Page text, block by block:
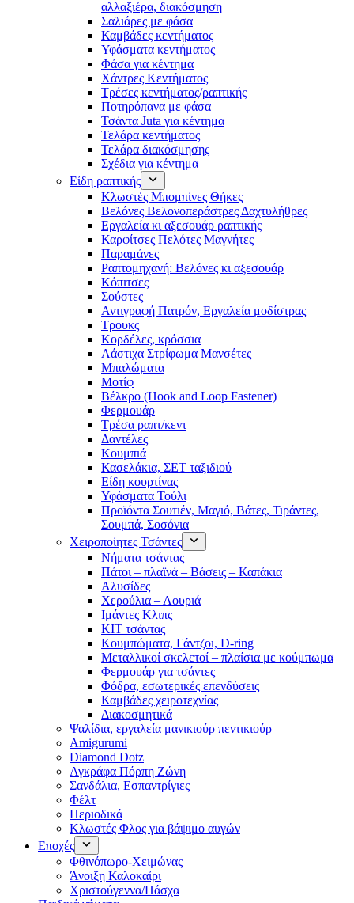
αλλαξιέρα, διακόσμηση
Σαλιάρες με φάσα
Καμβάδες κεντήματος
Υφάσματα κεντήματος
Φάσα για κέντημα
Χάντρες Κεντήματος
Τρέσες κεντήματος/ραπτικής
Ποτηρόπανα με φάσα
Τσάντα Juta για κέντημα
Τελάρα κεντήματος
Τελάρα διακόσμησης
Σχέδια για κέντημα
Είδη ραπτικής
Κλωστές Μπομπίνες Θήκες
Βελόνες Βελονοπεράστρες Δαχτυλήθρες
Εργαλεία κι αξεσουάρ ραπτικής
Καρφίτσες Πελότες Μαγνήτες
Παραμάνες
Ραπτομηχανή: Βελόνες κι αξεσουάρ
Κόπιτσες
Σούστες
Αντιγραφή Πατρόν, Εργαλεία μοδίστρας
Τρουκς
Κορδέλες, κρόσσια
Λάστιχα Στρίφωμα Μανσέτες
Μπαλώματα
Mοτίφ
Βέλκρο (Hook and Loop Fastener)
Φερμουάρ
Τρέσα ραπτ/κεντ
Δαντέλες
Κουμπιά
Κασελάκια, ΣΕΤ ταξιδιού
Είδη κουρτίνας
Υφάσματα Τούλι
Προϊόντα Σουτιέν, Μαγιό, Βάτες, Τιράντες,
Σουμπά, Σοσόνια
Χειροποίητες Τσάντες
Νήματα τσάντας
Πάτοι – πλαϊνά – Βάσεις – Καπάκια
Αλυσίδες
Χερούλια – Λουριά
Ιμάντες Κλιπς
ΚΙΤ τσάντας
Κουμπώματα, Γάντζοι, D-ring
Μεταλλικοί σκελετοί – πλαίσια με κούμπωμα
Φερμουάρ για τσάντες
Φόδρα, εσωτερικές επενδύσεις
Καμβάδες χειροτεχνίας
Διακοσμητικά
Ψαλίδια, εργαλεία μανικιούρ πεντικιούρ
Amigurumi
Diamond Dotz
Αγκράφα Πόρπη Ζώνη
Σανδάλια, Εσπαντρίγιες
Φέλτ
Περιοδικά
Κλωστές Φλος για βάψιμο αυγών
Εποχές
Φθινόπωρο-Χειμώνας
Άνοιξη Καλοκαίρι
Χριστούγεννα/Πάσχα